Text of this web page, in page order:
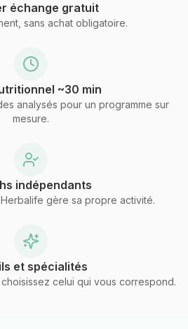
échange gratuit
sans achat obligatoire.
~30 min
analysés pour un programme sur
mesure.
indépendants
gère sa propre activité.
et spécialités
celui qui vous correspond.